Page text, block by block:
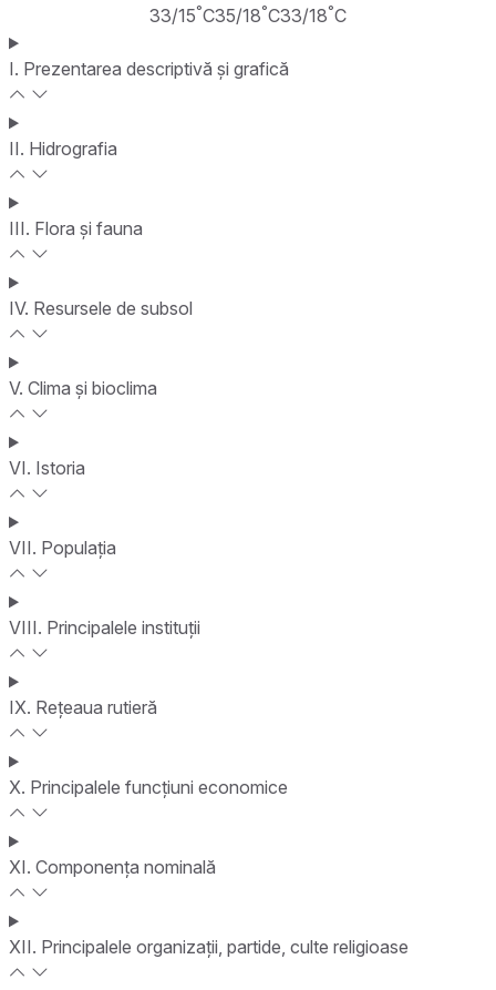
33/15°C35/18°C33/18°C
I. Prezentarea descriptivă și grafică
II. Hidrografia
III. Flora și fauna
IV. Resursele de subsol
V. Clima și bioclima
VI. Istoria
VII. Populația
VIII. Principalele instituții
IX. Rețeaua rutieră
X. Principalele funcțiuni economice
XI. Componența nominală
XII. Principalele organizații, partide, culte religioase